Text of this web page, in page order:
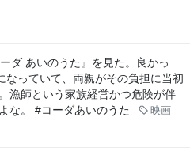
ダ あいのうた』を見た。良かっ
なっていて、両親がその負担に当初
漁師という家族経営かつ危険が伴
な。 #コーダあいのうた
映画